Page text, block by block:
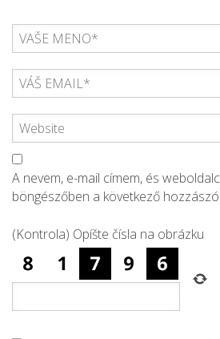
A nevem, e-mail címem, és
böngészőben a következő
(Kontrola) Opíšte čísla na obrázku